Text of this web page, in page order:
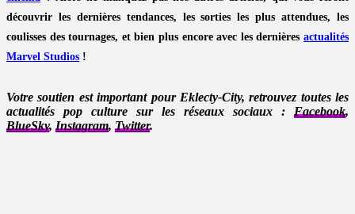
découvrir les dernières tendances, les sorties les plus attendues, les
coulisses des tournages, et bien plus encore avec les dernières actualités
Marvel Studios !
Votre soutien est important pour Eklecty-City, retrouvez toutes les
actualités pop culture sur les réseaux sociaux : Facebook,
BlueSky, Instagram, Twitter.